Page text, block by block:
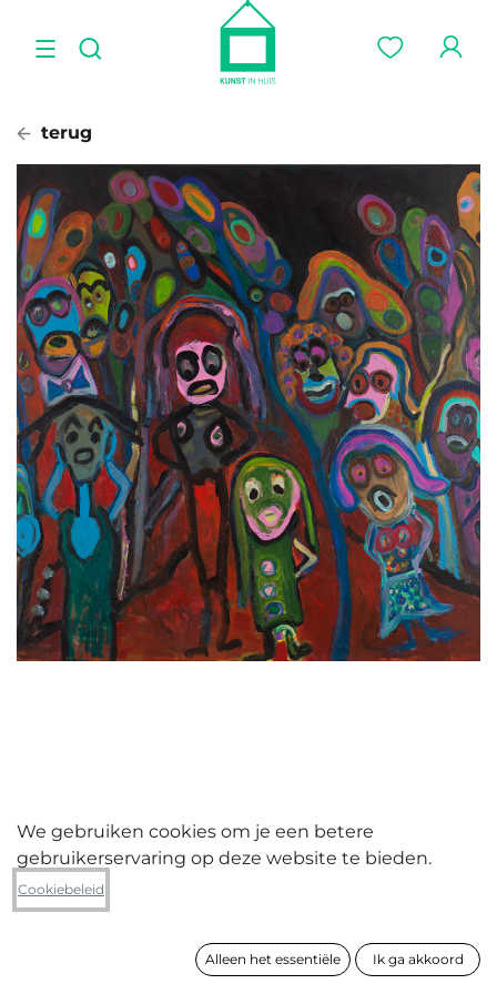
terug
Dimitri Vanderhaeghen
De mensjes voor het bollenbos
We gebruiken cookies om je een betere
gebruikerservaring op deze website te bieden.
Cookiebeleid
Alleen het essentiële Ik ga akkoord